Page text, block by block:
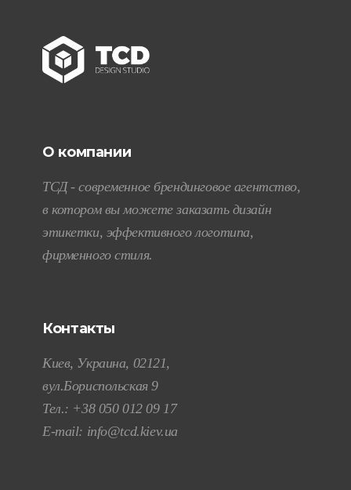
О компании
ТСД - современное брендинговое агентство,
в котором вы можете заказать дизайн
этикетки, эффективного логотипа,
фирменного стиля.
Контакты
Киев, Украина, 02121,
вул.Бориспольская 9
Тел.: +38 050 012 09 17
E-mail: info@tcd.kiev.ua